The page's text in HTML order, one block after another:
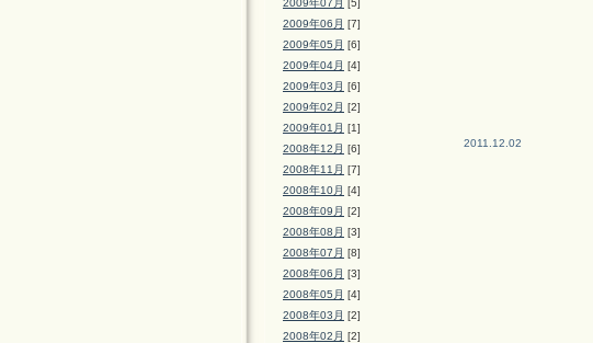
2009年07月 [5]
2009年06月 [7]
2009年05月 [6]
2009年04月 [4]
2009年03月 [6]
2009年02月 [2]
2009年01月 [1]
2008年12月 [6]
2008年11月 [7]
2008年10月 [4]
2008年09月 [2]
2008年08月 [3]
2008年07月 [8]
2008年06月 [3]
2008年05月 [4]
2008年03月 [2]
2008年02月 [2]
2011.12.02